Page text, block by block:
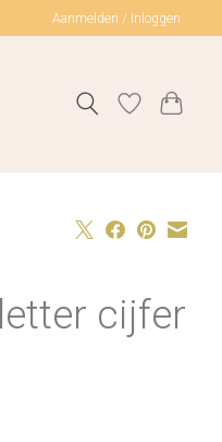
Aanmelden / Inloggen
cijfer